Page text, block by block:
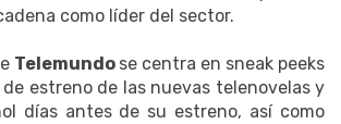
como líder del sector.
Telemundo se centra en sneak peeks
de estreno de las nuevas telenovelas y
días antes de su estreno, así como